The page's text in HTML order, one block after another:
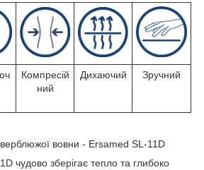
Компресій
ний
Дихаючий Зручний
верблюжої вовни - Ersamed SL-11D
чудово зберігає тепло та глибоко